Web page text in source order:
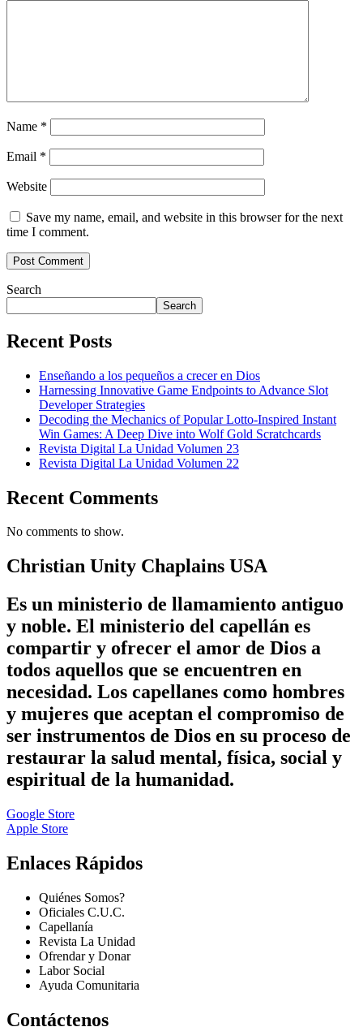
Name *
Email *
Website
Save my name, email, and website in this browser for the next
time I comment.
Search
Search
Recent Posts
Enseñando a los pequeños a crecer en Dios
Harnessing Innovative Game Endpoints to Advance Slot
Developer Strategies
Decoding the Mechanics of Popular Lotto-Inspired Instant
Win Games: A Deep Dive into Wolf Gold Scratchcards
Revista Digital La Unidad Volumen 23
Revista Digital La Unidad Volumen 22
Recent Comments
No comments to show.
Christian Unity Chaplains USA
Es un ministerio de llamamiento antiguo
y noble. El ministerio del capellán es
compartir y ofrecer el amor de Dios a
todos aquellos que se encuentren en
necesidad. Los capellanes como hombres
y mujeres que aceptan el compromiso de
ser instrumentos de Dios en su proceso de
restaurar la salud mental, física, social y
espiritual de la humanidad.
Google Store
Apple Store
Enlaces Rápidos
Quiénes Somos?
Oficiales C.U.C.
Capellanía
Revista La Unidad
Ofrendar y Donar
Labor Social
Ayuda Comunitaria
Contáctenos